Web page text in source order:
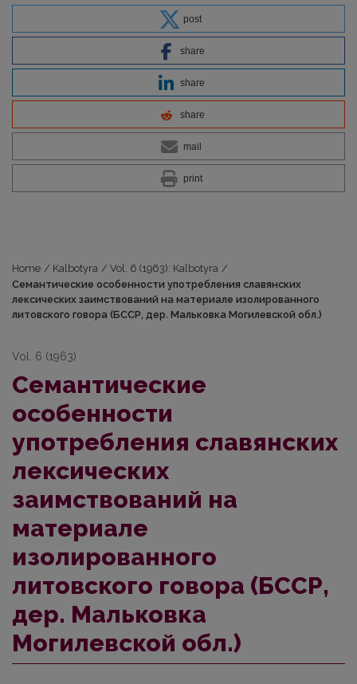
post
share
share
share
mail
print
Home / Kalbotyra / Vol. 6 (1963): Kalbotyra /
Семантические особенности употребления славянских
лексических заимствований на материале изолированного
литовского говора (БССР, дер. Мальковка Могилевской обл.)
Vol. 6 (1963)
Семантические
особенности
употребления славянских
лексических
заимствований на
материале
изолированного
литовского говора (БССР,
дер. Мальковка
Могилевской обл.)